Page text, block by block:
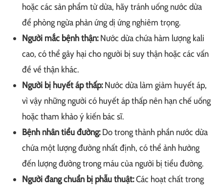
hoặc các sản phẩm từ dừa, hãy tránh uống nước dừa
để phòng ngừa phản ứng dị ứng nghiêm trọng.
Người mắc bệnh thận:Nước dừa chứa hàm lượng kali
cao, có thể gây hại cho người bị suy thận hoặc các vấn
đề về thận khác.
Người bị huyết áp thấp:Nước dừa làm giảm huyết áp,
vì vậy những người có huyết áp thấp nên hạn chế uống
hoặc tham khảo ý kiến bác sĩ.
Bệnh nhân tiểu đường:Do trong thành phần nước dừa
chứa một lượng đường nhất định, có thể ảnh hưởng
đến lượng đường trong máu của người bị tiểu đường.
Người đang chuẩn bị phẫu thuật:Các hoạt chất trong